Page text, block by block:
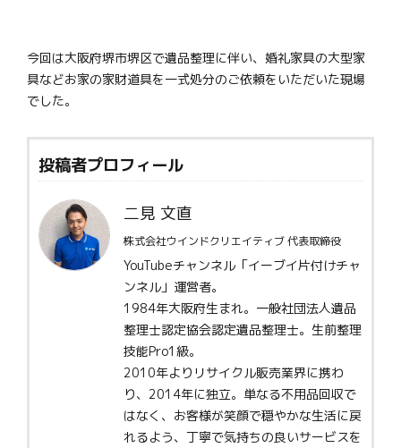
今回は大阪府堺市堺区で遺品整理に伴い、婚礼家具の大型家
具などお家の家財道具を一式処分のご依頼をいただいた現場
でした。
投稿者プロフィール
二見 文直
株式会社ウインドクリエイティブ 代表取締役
YouTubeチャンネル「イーブイ片付けチャ
ンネル」運営者。
1984年大阪府生まれ。一般社団法人遺品
整理士認定協会認定遺品整理士。生前整理
技能Pro1級。
2010年よりリサイクル販売業界に携わ
り、2014年に独立。単なる不用品回収で
はなく、お客様が笑顔で穏やかな生活に戻
れるよう、丁寧で気持ちの良いサービスを